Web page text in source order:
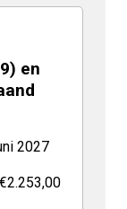
en
2027
€2.253,00